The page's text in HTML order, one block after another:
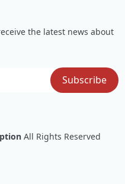
the latest news about
All Rights Reserved